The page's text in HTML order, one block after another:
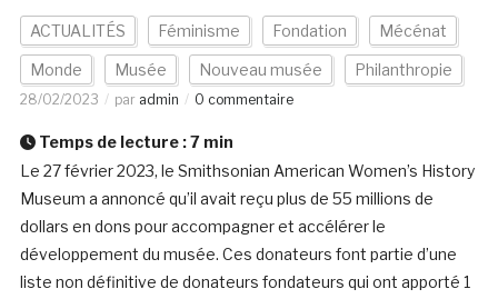
ACTUALITÉS Féminisme Fondation Mécénat
Monde Musée Nouveau musée Philanthropie
28/02/2023 par admin 0 commentaire
Temps de lecture :7 min
Le 27 février 2023, le Smithsonian American Women’s History
Museum a annoncé qu’il avait reçu plus de 55 millions de
dollars en dons pour accompagner et accélérer le
développement du musée. Ces donateurs font partie d’une
liste non définitive de donateurs fondateurs qui ont apporté 1